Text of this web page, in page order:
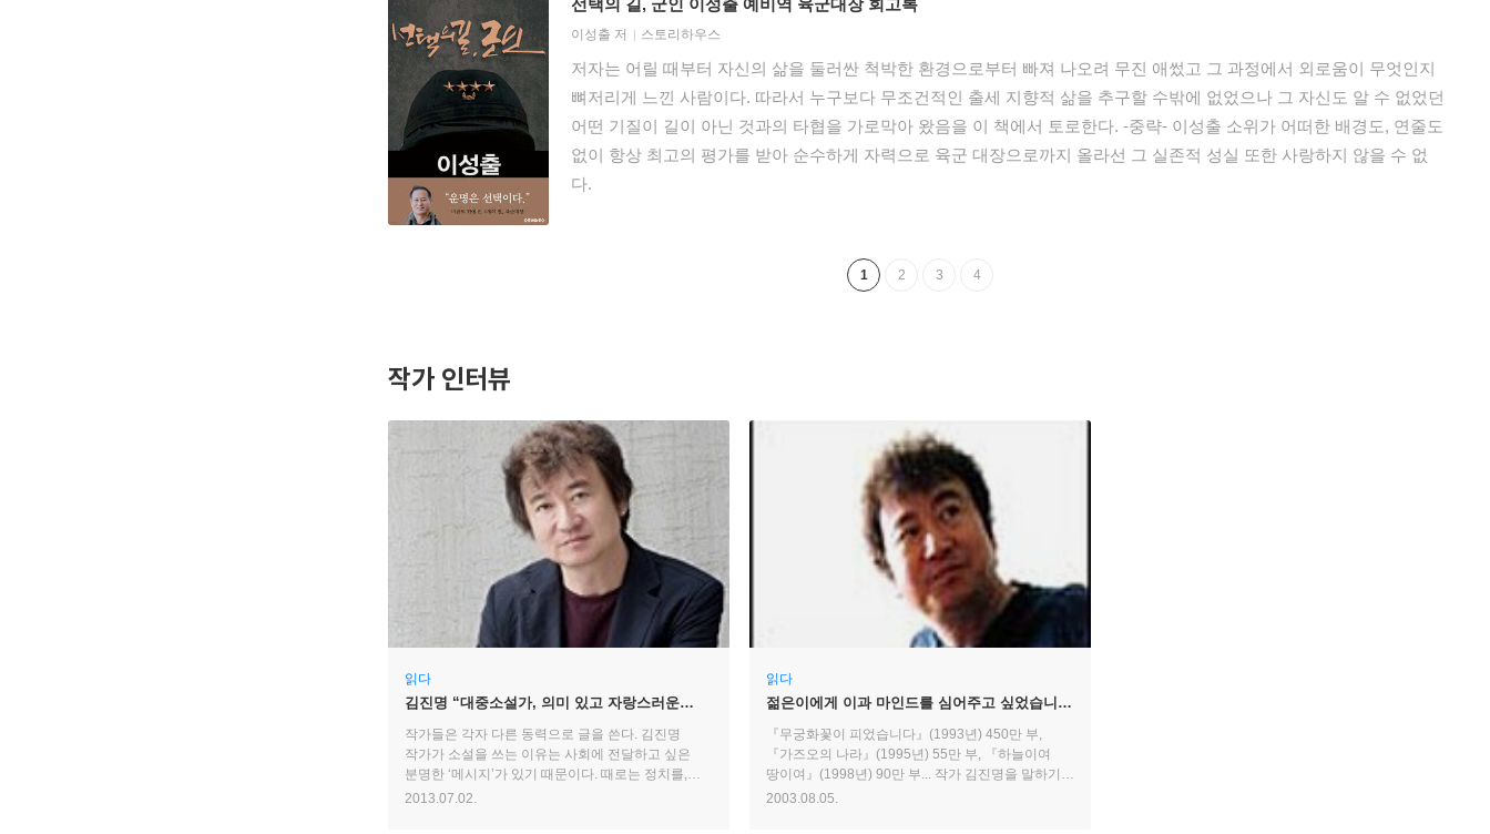
느끼지 않는 듯하다. 오로지 자신과만 대면하며 한 줄기 빛조차 없는 극지에서. 사막에서 인간의 가장 강한 원초적 본능
열이 대단한 것은 공포에 압도당하면서도 또 다른 공포의 도가니 속으로 자신을 밀어 넣는 의지에 있다. 그만치 그는 너
무도 색다른 영역에서 인간 존재의 지평을 넓혀왔고 이러한 그의 실존이야말로 인류로 하여금 어떠한 우주의 난관도 극
복할 수 있다는 자신감을 갖게 한다. 그러므로 이 책은 그가 세운 기록이나 그 기록을 세우기 위해 기울인 노력을 구경하
려는 목적으로 읽어서는 안 된다. 가장 깊숙한 공포의 심연 속에서 한 매우 특별한 사람이 남긴 흔적, 그리고 상식으로는
이해할 수 없는 한 비상한 의식의 궤적을 좇으려는 호기심으로 읽어야만 하는 것이다. 그런 눈으로 완독했을 때 이 책을
선택의 길, 군인 이성출 예비역 육군대장 회고록
이성출 저 스토리하우스
저자는 어릴 때부터 자신의 삶을 둘러싼 척박한 환경으로부터 빠져 나오려 무진 애썼고 그 과정에서 외로움이 무엇인지
뼈저리게 느낀 사람이다. 따라서 누구보다 무조건적인 출세 지향적 삶을 추구할 수밖에 없었으나 그 자신도 알 수 없었던
어떤 기질이 길이 아닌 것과의 타협을 가로막아 왔음을 이 책에서 토로한다. -중략- 이성출 소위가 어떠한 배경도, 연줄도
없이 항상 최고의 평가를 받아 순수하게 자력으로 육군 대장으로까지 올라선 그 실존적 성실 또한 사랑하지 않을 수 없
다.
1 2 3 4
작가 인터뷰
읽다
김진명 “대중소설가, 의미 있고 자랑스러운
작가들은 각자 다른 동력으로 글을 쓴다. 김진명
작가가 소설을 쓰는 이유는 사회에 전달하고 싶은
분명한 ‘메시지’가 있기 때문이다. 때로는 정치를,
때로는 외교나 역사를 통해 전달되는 이 ‘메시지’는
2013.07.02.
읽다
젊은이에게 이과 마인드를 심어주고 싶었습니다
『무궁화꽃이 피었습니다』(1993년) 450만 부,
『가즈오의 나라』(1995년) 55만 부, 『하늘이여
땅이여』(1998년) 90만 부... 작가 김진명을 말하기
위해 그의 경이로운 작품 판매량을 언급해야 하는
2003.08.05.